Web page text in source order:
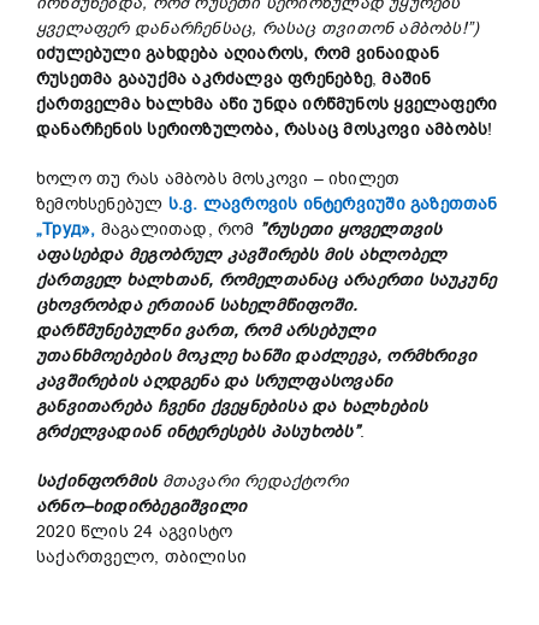
ყველაფერ დანარჩენსაც, რასაც თვითონ ამბობს!”)
იძულებული გახდება აღიაროს, რომ ვინაიდან
რუსეთმა გააუქმა აკრძალვა ფრენებზე,მაშინ
ქართველმა ხალხმა აწი უნდა ირწმუნოს ყველაფერი
დანარჩენის სერიოზულობა, რასაც მოსკოვი ამბობს!
ხოლო თუ რას ამბობს მოსკოვი – იხილეთ
ზემოხსენებულ ს.ვ. ლავროვის ინტერვიუში გაზეთთან
„Труд», მაგალითად, რომ ”რუსეთი ყოველთვის
აფასებდა მეგობრულ კავშირებს მის ახლობელ
ქართველ ხალხთან, რომელთანაც არაერთი საუკუნე
ცხოვრობდა ერთიან სახელმწიფოში.
დარწმუნებულნი ვართ, რომ არსებული
უთანხმოებების მოკლე ხანში დაძლევა, ორმხრივი
კავშირების აღდგენა და სრულფასოვანი
განვითარება ჩვენი ქვეყნებისა და ხალხების
გრძელვადიან ინტერესებს პასუხობს”.
საქინფორმის მთავარი რედაქტორი
არნო–ხიდირბეგიშვილი
2020 წლის 24 აგვისტო
საქართველო, თბილისი